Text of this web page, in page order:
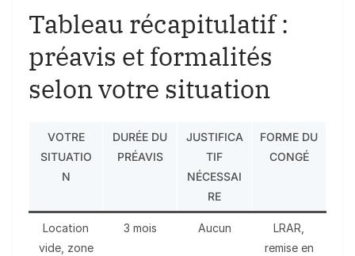
Tableau récapitulatif :
préavis et formalités
selon votre situation
VOTRE
SITUATIO
N
DURÉE DU
PRÉAVIS
JUSTIFICA
TIF
NÉCESSAI
RE
FORME DU
CONGÉ
Location
vide, zone
3 mois Aucun
LRAR,
remise en